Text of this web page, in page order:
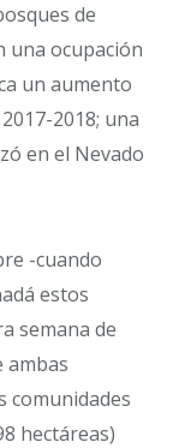
de
una ocupación
un aumento
2018; una
en el Nevado
-cuando
estos
semana de
ambas
comunidades
hectáreas)